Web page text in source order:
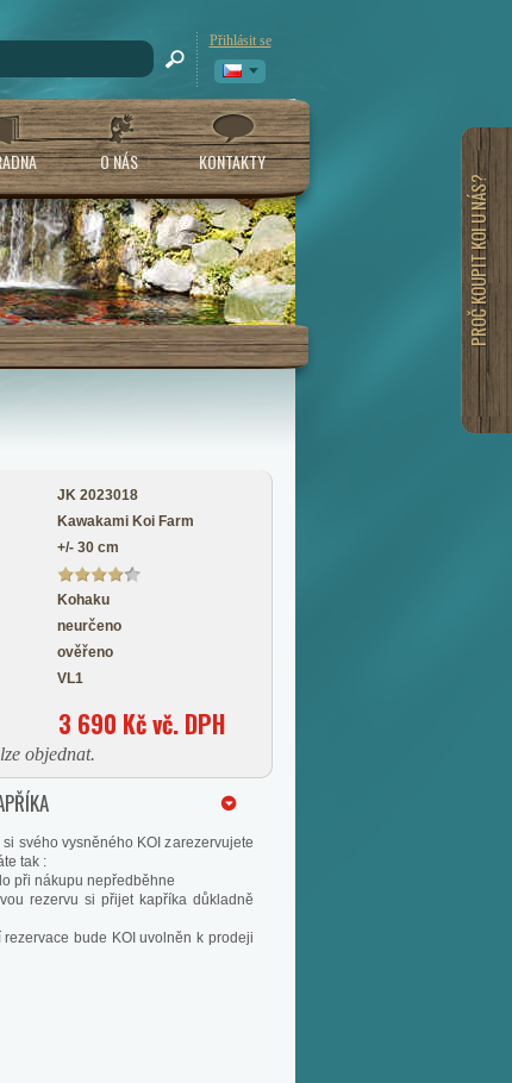
Přihlásit se
O NÁS KONTAKTY
PROČ KOUPIT KOI U NÁS?
JK 2023018
Kawakami Koi Farm
+/- 30 cm
Kohaku
neurčeno
ověřeno
VL1
3 690 Kč vč. DPH
objednat.
svého vysněného KOI zarezervujete
tak :
při nákupu nepředběhne
rezervu si přijet kapříka důkladně
rezervace bude KOI uvolněn k prodeji